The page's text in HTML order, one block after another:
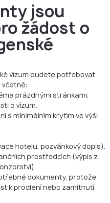
jsou
žádost o
vízum budete potřebovat
včetně:
prázdnými stránkami.
o vízum.
s minimálním krytím ve výši
hotelu, pozvánkový dopis).
prostředcích (výpis z
dokumenty, protože
k prodlení nebo zamítnutí